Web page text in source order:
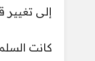
إلى تغيير
كانت